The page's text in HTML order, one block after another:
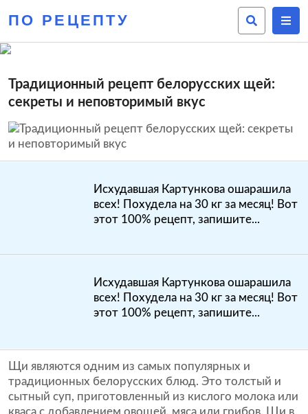
ПО РЕЦЕПТУ
Традиционный рецепт белорусских щей:
секреты и неповторимый вкус
Исхудавшая Картункова ошарашила
всех! Похудела на 30 кг за месяц! Вот
этот 100% рецепт, запишите...
Исхудавшая Картункова ошарашила
всех! Похудела на 30 кг за месяц! Вот
этот 100% рецепт, запишите...
Щи являются одним из самых популярных и
традиционных белорусских блюд. Это толстый и
сытный суп, приготовленный из кислого молока или
кваса с добавлением овощей, мяса или грибов. Щи в